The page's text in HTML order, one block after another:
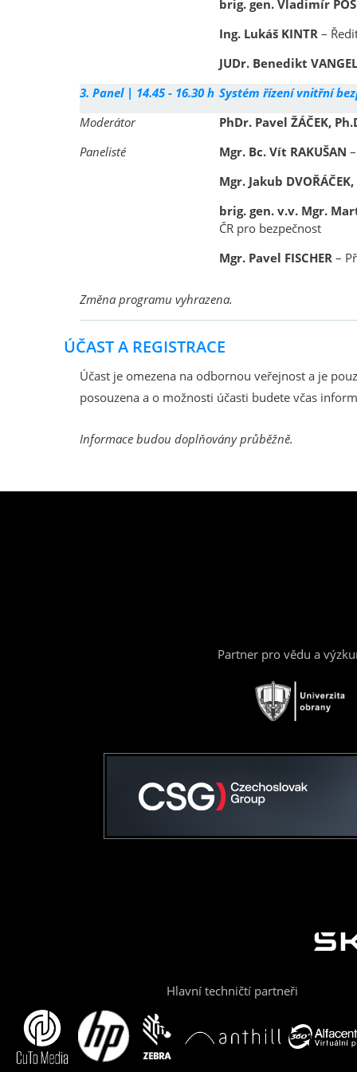
brig. gen. Vladimír
Ing. Lukáš KINTR –
JUDr. Benedikt
3. Panel | 14.45 - 16.30 h Systém řízení vnitřní
Moderátor
PhDr. Pavel ŽÁČEK,
Panelisté
Mgr. Bc. Vít RAKUŠAN –
Mgr. Jakub
brig. gen. v.v. Mgr.
ČR pro bezpečnost
Mgr. Pavel FISCHER –
Změna programu vyhrazena.
ÚČAST A REGISTRACE
Účast je omezena na odbornou veřejnost a je
posouzena a o možnosti účasti budete včas
Informace budou doplňovány průběžně.
Partner pro vědu a
Hlavní techničtí partneři